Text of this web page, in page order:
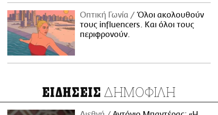
Οπτική Γωνία
Όλοι ακολουθούν
τους influencers. Και όλοι τους
περιφρονούν.
ΕΙΔΗΣΕΙΣ ΔΗΜΟΦΙΛΗ